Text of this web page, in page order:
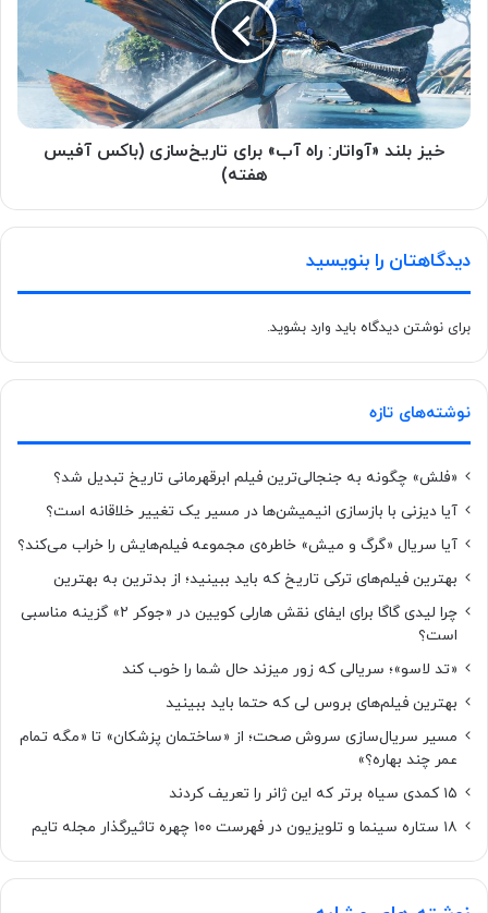
خیز بلند «آواتار: راه آب» برای تاریخ‌سازی (باکس آفیس
هفته)
دیدگاهتان را بنویسید
برای نوشتن دیدگاه باید وارد بشوید.
نوشته‌های تازه
«فلش» چگونه به جنجالی‌ترین فیلم ابرقهرمانی تاریخ تبدیل شد؟
آیا دیزنی با بازسازی انیمیشن‌ها در مسیر یک تغییر خلاقانه است؟
آیا سریال «گرگ و میش» خاطره‌ی مجموعه‌ فیلم‌هایش را خراب می‌کند؟
بهترین فیلم‌های ترکی تاریخ که باید ببینید؛ از بدترین به بهترین
چرا لیدی گاگا برای ایفای نقش هارلی کویین در «جوکر ۲» گزینه مناسبی
است؟
«تد لاسو»؛ سریالی که زور میزند حال شما را خوب کند
بهترین فیلم‌های بروس لی که حتما باید ببینید
مسیر سریال‌سازی سروش صحت؛ از «ساختمان پزشکان» تا «مگه تمام
عمر چند بهاره؟»
۱۵ کمدی سیاه برتر که این ژانر را تعریف کردند
۱۸ ستاره‌ سینما و تلویزیون در فهرست ۱۰۰ چهره تاثیرگذار مجله تایم